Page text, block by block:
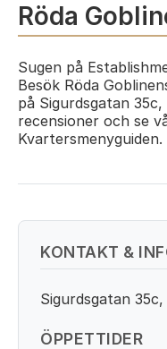
Röda
Sugen på
Besök Röda
på Sigurdsgatan
recensioner och se
Kvartersmenyguiden.
KONTAKT &
Sigurdsgatan
ÖPPETTIDER